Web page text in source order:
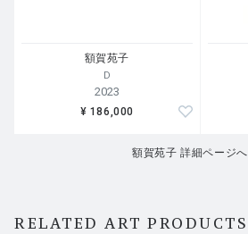
額賀苑子
D
2023
¥ 186,000
額賀苑子 詳細ページへ
RELATED ART PRODUCTS